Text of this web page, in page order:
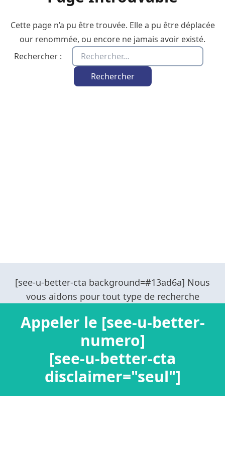
Cette page n’a pu être trouvée. Elle a pu être déplacée
our renommée, ou encore ne jamais avoir existé.
Rechercher :
Appeler le [see-u-better-
numero]
[see-u-better-cta
disclaimer="seul"]